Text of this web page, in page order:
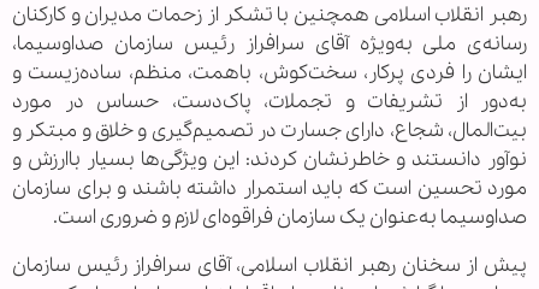
رهبر انقلاب اسلامی همچنین با تشکر از زحمات مدیران و کارکنان
رسانه‌ی ملی به‌ویژه آقای سرافراز رئیس سازمان صداوسیما،
ایشان را فردی پرکار، سخت‌کوش، باهمت، منظم، ساده‌زیست و
به‌دور از تشریفات و تجملات، پاک‌دست، حساس در مورد
بیت‌المال، شجاع، دارای جسارت در تصمیم‌گیری و خلاق و مبتکر و
نوآور دانستند و خاطرنشان کردند: این ویژگی‌ها بسیار باارزش و
مورد تحسین است که باید استمرار داشته باشند و برای سازمان
صداوسیما به‌عنوان یک سازمان فراقوه‌ای لازم و ضروری است.
پیش از سخنان رهبر انقلاب اسلامی، آقای سرافراز رئیس سازمان